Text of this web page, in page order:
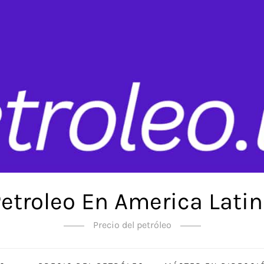
En America
Precio del petróleo